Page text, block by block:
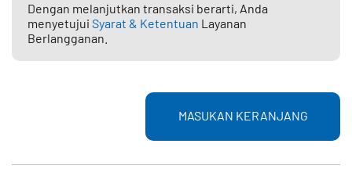
Dengan melanjutkan transaksi berarti, Anda
menyetujui Syarat & Ketentuan Layanan
Berlangganan.
MASUKAN KERANJANG